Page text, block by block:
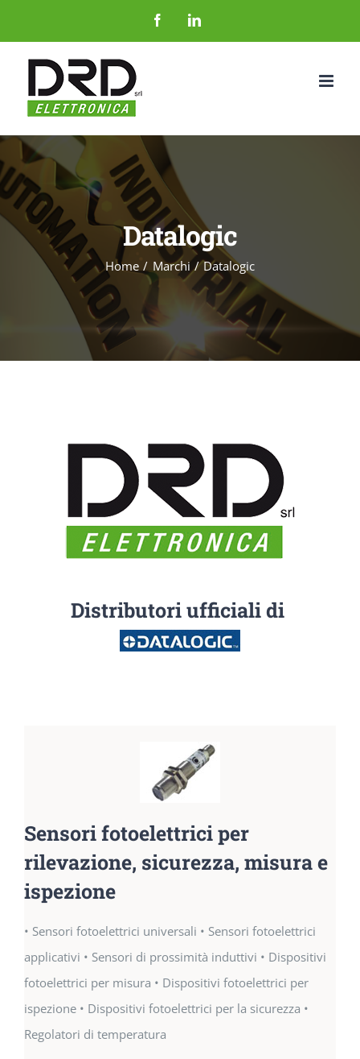
al
contenuto
FacebookLinkedIn
Datalogic
Home Marchi Datalogic
Distributori ufficiali di
Sensori fotoelettrici per
rilevazione, sicurezza, misura e
ispezione
• Sensori fotoelettrici universali • Sensori fotoelettrici
applicativi • Sensori di prossimità induttivi • Dispositivi
fotoelettrici per misura • Dispositivi fotoelettrici per
ispezione • Dispositivi fotoelettrici per la sicurezza •
Regolatori di temperatura